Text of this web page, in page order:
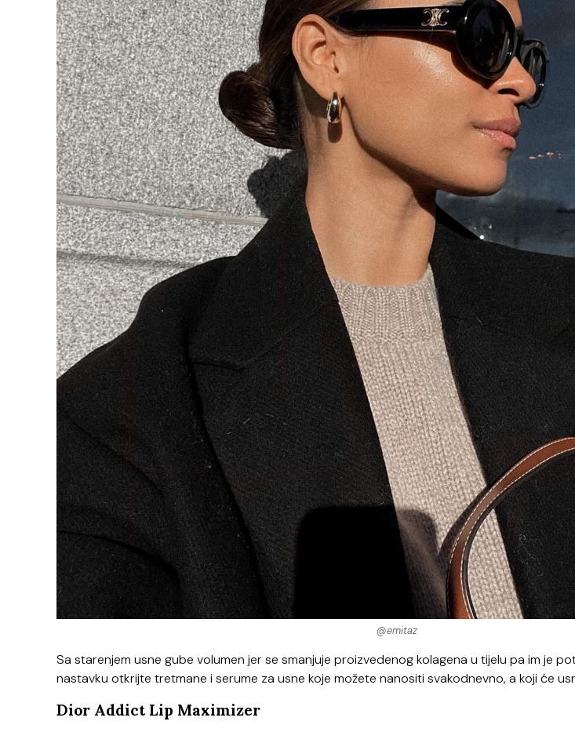
@emitaz
Sa starenjem usne gube volumen jer se smanjuje proizvedenog kolagena u tijelu pa im je
nastavku otkrijte tretmane i serume za usne koje možete nanositi svakodnevno, a koji će
Dior Addict Lip Maximizer